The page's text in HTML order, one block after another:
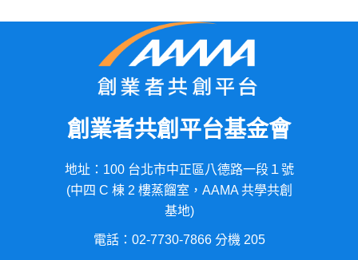
創業者共創平台基金會
地址：100 台北市中正區八德路一段１號
(中四 C 棟 2 樓蒸餾室，AAMA 共學共創
基地)
電話：02-7730-7866 分機 205